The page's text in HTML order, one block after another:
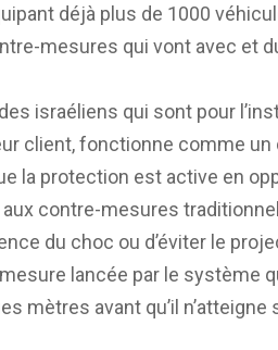
déjà plus de 1000
mesures qui vont avec et
israéliens qui sont pour
client, fonctionne comme
la protection est active en
contre-mesures
du choc ou d’éviter le
lancée par le système
mètres avant qu’il n’atteigne